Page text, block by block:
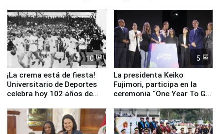
equipamiento para
Serenazgo
10
¡La crema está de fiesta!
Universitario de Deportes
celebra hoy 102 años de
5
La presidenta Keiko
Fujimori, participa en la
ceremonia “One Year To Go